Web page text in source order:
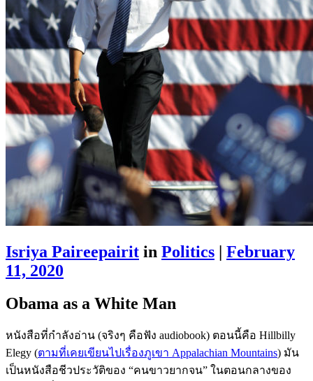
Isriya Paireepairit in Politics | February
11, 2020
Obama as a White Man
หนังสือที่กำลังอ่าน (จริงๆ คือฟัง audiobook) ตอนนี้คือ Hillbilly
Elegy (ตามที่เคยเขียนไปเรื่องภูเขา Appalachian Mountains) มัน
เป็นหนังสือชีวประวัติของ “คนขาวยากจน” ในตอนกลางของ